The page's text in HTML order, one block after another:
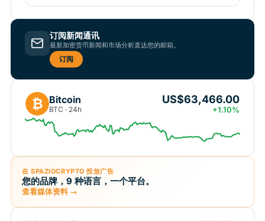
订阅新闻通讯
最新加密货币新闻和市场分析直达您的邮箱。
订阅
₿ Bitcoin
BTC · 24h
US$63,466.00
+1.10%
在 SPAZIOCRYPTO 投放广告
您的品牌，9 种语言，一个平台。
查看媒体资料 →